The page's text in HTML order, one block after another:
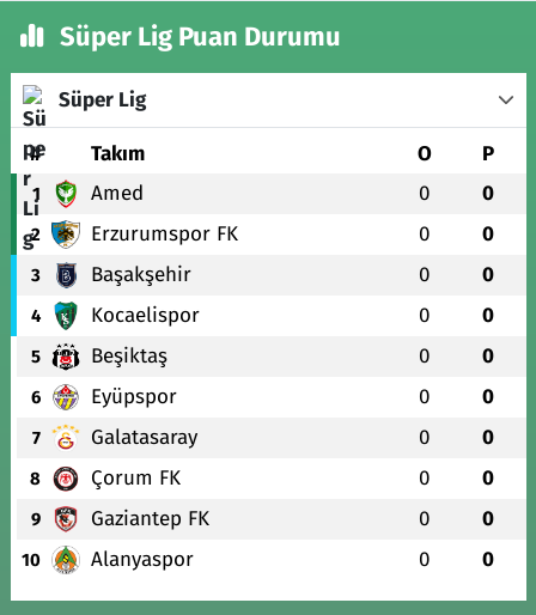
Süper Lig Puan Durumu
Süper Lig
# Takım O P
1 Amed 0 0
2 Erzurumspor FK 0 0
3 Başakşehir 0 0
4 Kocaelispor 0 0
5 Beşiktaş 0 0
6 Eyüpspor 0 0
7 Galatasaray 0 0
8 Çorum FK 0 0
9 Gaziantep FK 0 0
10 Alanyaspor 0 0